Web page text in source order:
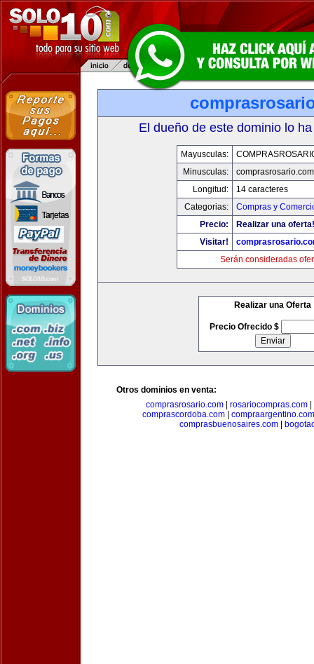
El dueño de este dominio lo
Mayusculas:
Minusculas:
comprasrosario.com
Longitud:
14 caracteres
Categorias:
Compras y
Precio:
Realizar una oferta!
Visitar!
Serán consideradas
Realizar una Oferta
Precio Ofrecido $
Otros dominios en venta:
comprasrosario.com
rosariocompras.com
comprascordoba.com
compraargentino.com
comprasbuenosaires.com|